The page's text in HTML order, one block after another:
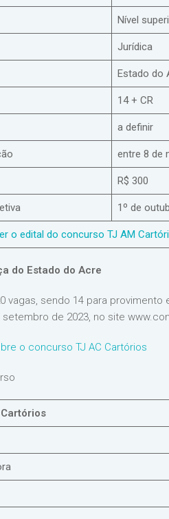
Nível
Jurídica
Estado do
14 + CR
a definir
entre 8 de
R$ 300
1º de
o edital do concurso TJ AM
do Estado do Acre
vagas, sendo 14 para
de 2023, no site
o concurso TJ AC Cartórios